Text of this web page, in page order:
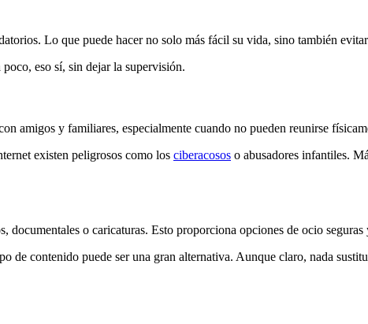
Lo que puede hacer no solo más fácil su vida, sino también
eso sí, sin dejar la supervisión.
amigos y familiares, especialmente cuando no pueden reunirse
existen peligrosos como los ciberacosos o abusadores infantiles.
documentales o caricaturas. Esto proporciona opciones de ocio seguras
de contenido puede ser una gran alternativa. Aunque claro, nada